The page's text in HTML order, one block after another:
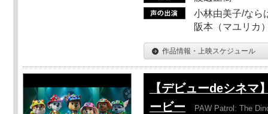
小林由美子/なら
阪本（マユリカ
作品情報・上映スケジュール
【デビューdeシネマ
ービー
PAW Patrol: The